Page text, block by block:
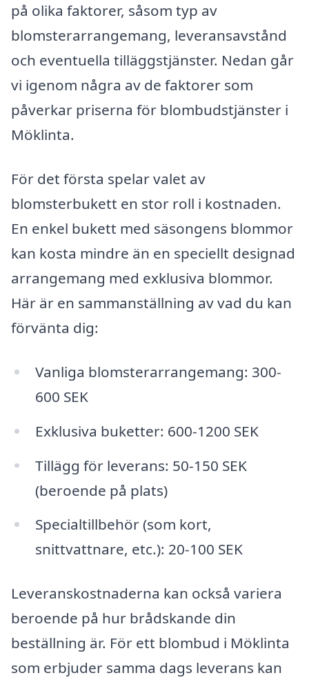
på olika faktorer, såsom typ av
blomsterarrangemang, leveransavstånd
och eventuella tilläggstjänster. Nedan går
vi igenom några av de faktorer som
påverkar priserna för blombudstjänster i
Möklinta.
För det första spelar valet av
blomsterbukett en stor roll i kostnaden.
En enkel bukett med säsongens blommor
kan kosta mindre än en speciellt designad
arrangemang med exklusiva blommor.
Här är en sammanställning av vad du kan
förvänta dig:
Vanliga blomsterarrangemang: 300-
600 SEK
Exklusiva buketter: 600-1200 SEK
Tillägg för leverans: 50-150 SEK
(beroende på plats)
Specialtillbehör (som kort,
snittvattnare, etc.): 20-100 SEK
Leveranskostnaderna kan också variera
beroende på hur brådskande din
beställning är. För ett blombud i Möklinta
som erbjuder samma dags leverans kan